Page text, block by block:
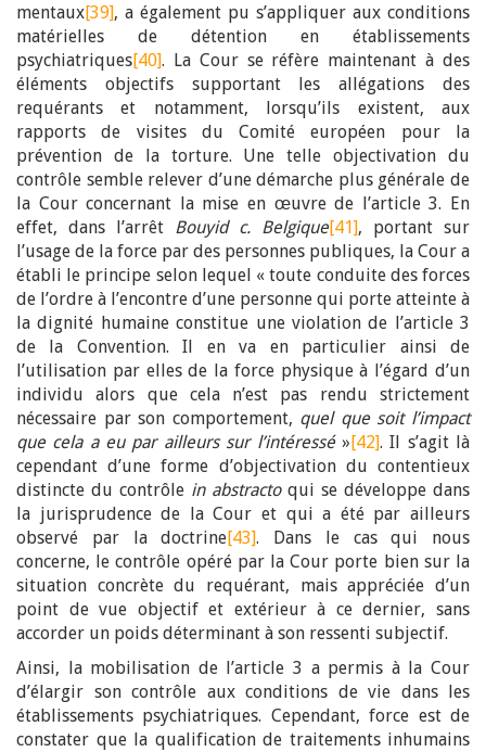
mentaux[39], a également pu s’appliquer aux conditions
matérielles de détention en établissements
psychiatriques[40]. La Cour se réfère maintenant à des
éléments objectifs supportant les allégations des
requérants et notamment, lorsqu’ils existent, aux
rapports de visites du Comité européen pour la
prévention de la torture. Une telle objectivation du
contrôle semble relever d’une démarche plus générale de
la Cour concernant la mise en œuvre de l’article 3. En
effet, dans l’arrêt Bouyid c. Belgique[41], portant sur
l’usage de la force par des personnes publiques, la Cour a
établi le principe selon lequel « toute conduite des forces
de l’ordre à l’encontre d’une personne qui porte atteinte à
la dignité humaine constitue une violation de l’article 3
de la Convention. Il en va en particulier ainsi de
l’utilisation par elles de la force physique à l’égard d’un
individu alors que cela n’est pas rendu strictement
nécessaire par son comportement, quel que soit l’impact
que cela a eu par ailleurs sur l’intéressé»[42]. Il s’agit là
cependant d’une forme d’objectivation du contentieux
distincte du contrôle in abstractoqui se développe dans
la jurisprudence de la Cour et qui a été par ailleurs
observé par la doctrine[43]. Dans le cas qui nous
concerne, le contrôle opéré par la Cour porte bien sur la
situation concrète du requérant, mais appréciée d’un
point de vue objectif et extérieur à ce dernier, sans
accorder un poids déterminant à son ressenti subjectif.
Ainsi, la mobilisation de l’article 3 a permis à la Cour
d’élargir son contrôle aux conditions de vie dans les
établissements psychiatriques. Cependant, force est de
constater que la qualification de traitements inhumains